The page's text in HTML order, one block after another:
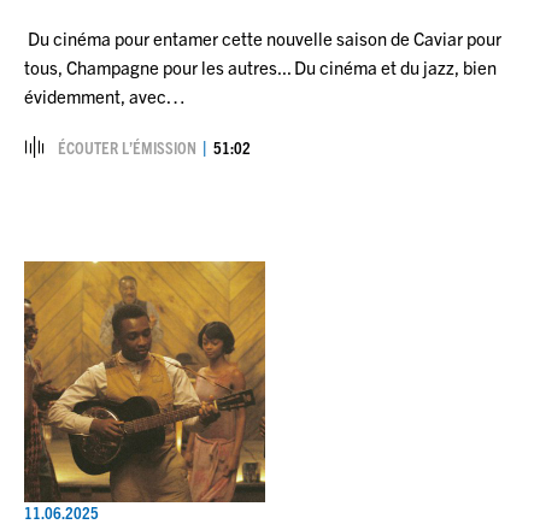
Du cinéma pour entamer cette nouvelle saison de Caviar pour
tous, Champagne pour les autres... Du cinéma et du jazz, bien
évidemment, avec…
ÉCOUTER L’ÉMISSION 51:02
11.06.2025